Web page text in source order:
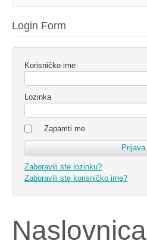
Login Form
Korisničko ime
Lozinka
Zapamti me
Zaboravili ste lozinku?
Zaboravili ste korisničko ime?
Naslovnica